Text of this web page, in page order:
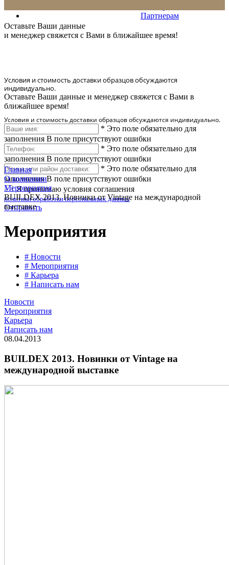
Партнерам
* Количество доставляемых образцов ограничено в 6 шт.
Оставьте Ваши данные
и менеджер свяжется с Вами в ближайшее время!
Условия и стоимость доставки образцов обсуждаются
индивидуально.
Оставьте Ваши данные и менеджер свяжется с Вами в
ближайшее время!
Условия и стоимость доставки образцов обсуждаются индивидуально.
* Это поле обязательно для
заполнения В поле присутствуют ошибки
* Это поле обязательно для
заполнения В поле присутствуют ошибки
* Это поле обязательно для
заполнения В поле присутствуют ошибки
Я принимаю условия соглашения
политики обработки персональных данных
Отправить
Главная
О компании
Мероприятия
BUILDEX 2013. Новинки от Vintage на международной
выставке
Мероприятия
# Новости
# Мероприятия
# Карьера
# Написать нам
Новости
Мероприятия
Карьера
Написать нам
08.04.2013
BUILDEX 2013. Новинки от Vintage на
международной выставке